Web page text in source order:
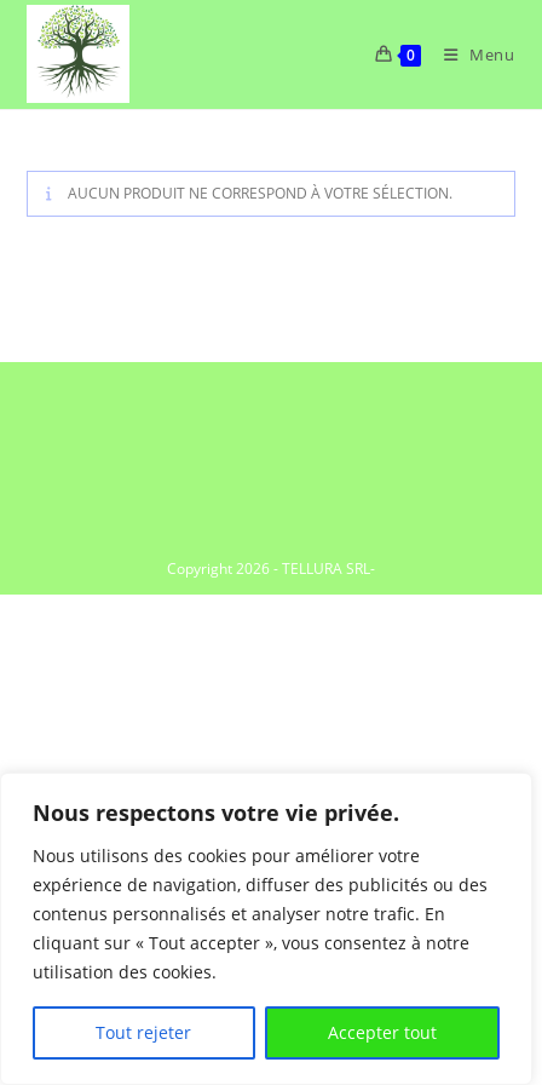
Nous respectons votre vie privée.
Nous utilisons des cookies pour améliorer votre
expérience de navigation, diffuser des publicités ou des
contenus personnalisés et analyser notre trafic. En
cliquant sur « Tout accepter », vous consentez à notre
utilisation des cookies.
Tout rejeter Accepter tout
Skip
content
0 Menu
AUCUN PRODUIT NE CORRESPOND À VOTRE SÉLECTION.
Copyright 2026 - TELLURA SRL-